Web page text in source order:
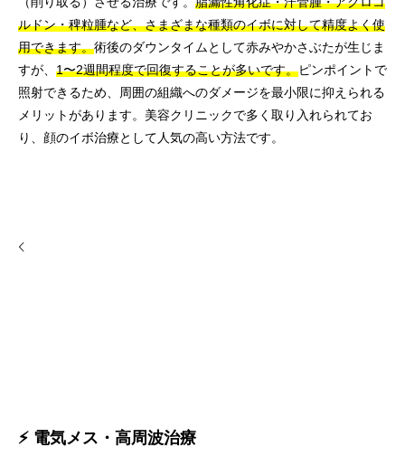
ルドン・稗粒腫など、さまざまな種類のイボに対して精度よく使
用できます。術後のダウンタイムとして赤みやかさぶたが生じま
すが、 1〜2週間程度で回復することが多いです。ピンポイントで
照射できるため、周囲の組織へのダメージを最小限に抑えられる
メリットがあります。美容クリニックで多く取り入れられてお
り、顔のイボ治療として人気の高い方法です。
⚡ 電気メス・高周波治療